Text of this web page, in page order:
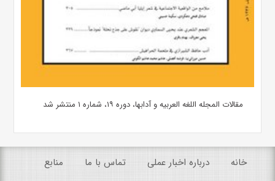
مقالات المجله اللغه العربیه و آدابها، دوره ۱۹، شماره ۱ منتشر شد
خانه درباره اخبار عملی تماس با ما منابع